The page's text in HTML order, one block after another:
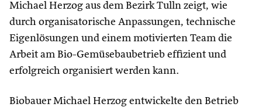
Michael Herzog aus dem Bezirk Tulln zeigt, wie
durch organisatorische Anpassungen, technische
Eigenlösungen und einem motivierten Team die
Arbeit am Bio-Gemüsebaubetrieb effizient und
erfolgreich organisiert werden kann.
Biobauer Michael Herzog entwickelte den Betrieb